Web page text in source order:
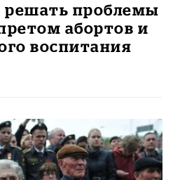
решать проблемы
абортов и
воспитания